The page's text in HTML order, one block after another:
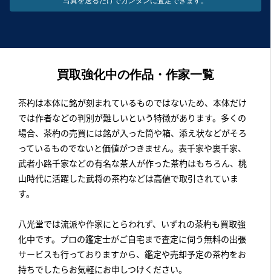
買取強化中の作品・作家一覧
茶杓は本体に銘が刻まれているものではないため、本体だけ
では作者などの判別が難しいという特徴があります。多くの
場合、茶杓の売買には銘が入った筒や箱、添え状などがそろ
っているものでないと価値がつきません。表千家や裏千家、
武者小路千家などの有名な茶人が作った茶杓はもちろん、桃
山時代に活躍した武将の茶杓などは高値で取引されていま
す。
八光堂では流派や作家にとらわれず、いずれの茶杓も買取強
化中です。プロの鑑定士がご自宅まで査定に伺う無料の出張
サービスも行っておりますから、鑑定や売却予定の茶杓をお
持ちでしたらお気軽にお申しつけください。